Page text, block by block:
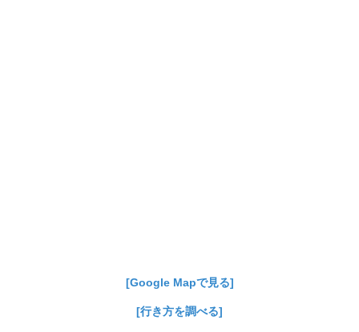
[Google Mapで見る]
[行き方を調べる]